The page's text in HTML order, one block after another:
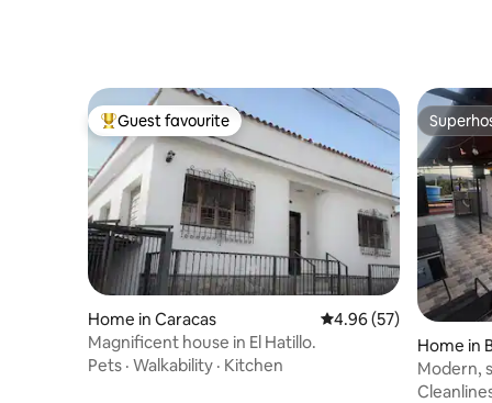
Top guest favourite
Guest favourite
Home in Caracas 4.96 out of 5 average
4.96 (57)
Magnificent house in El Hatillo.
Pets · Walkability · Kitchen
Home in
Modern,
for up to